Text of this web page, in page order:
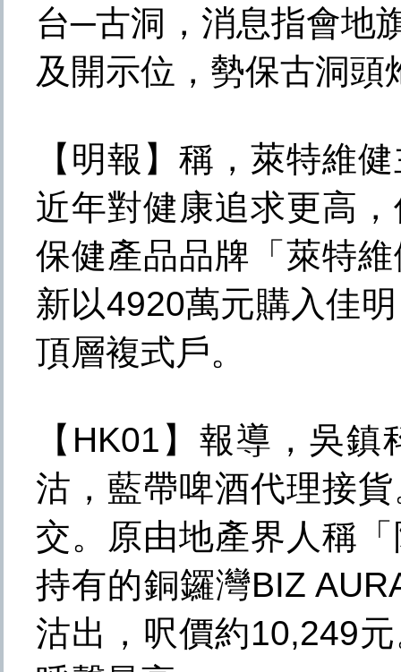
台─古洞，消息指會地
及開示位，勢保古洞頭
【明報】稱，萊特維
近年對健康追求更高
保健產品品牌「萊特
新以4920萬元購入佳
頂層複式戶。
【HK01】報導，吳
沽，藍帶啤酒代理接
交。原由地產界人稱
持有的銅鑼灣BIZ
沽出，呎價約10,249